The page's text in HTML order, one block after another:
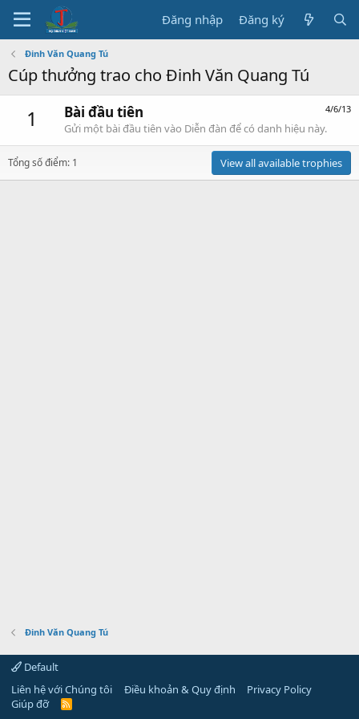
Đăng nhập Đăng ký
Đinh Văn Quang Tú
Cúp thưởng trao cho Đinh Văn Quang Tú
1 4/6/13
Bài đầu tiên
Gửi một bài đầu tiên vào Diễn đàn để có danh hiệu này.
Tổng số điểm: 1 View all available trophies
Đinh Văn Quang Tú
Default
Liên hệ với Chúng tôi
Điều khoản & Quy định
Privacy Policy
Giúp đỡ
R